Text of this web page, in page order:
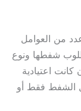
من العوامل
شفطها ونوع
اعتيادية
الشفط فقط أو